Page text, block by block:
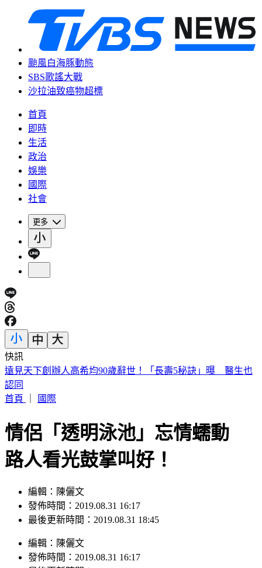
颱風白海豚動態
SBS歌謠大戰
沙拉油致癌物超標
首頁
即時
生活
政治
娛樂
國際
社會
更多
快訊
美股開盤／聯準會升息疑慮意外減緩！標普、那指「雙開高」
首頁
情侶「透明泳池」忘情蠕動
路人看光鼓掌叫好！
發佈時間：2019.08.31 16:17
最後更新時間：2019.08.31 18:45
發佈時間：2019.08.31 16:17
最後更新時間：2019.08.31 18:45